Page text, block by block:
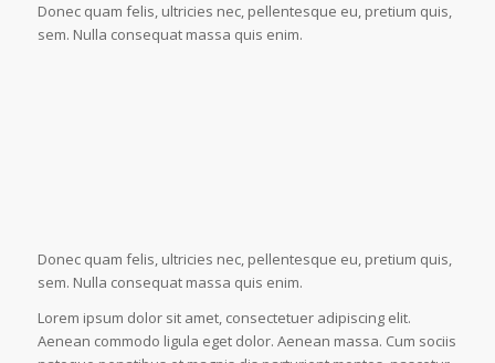
Donec quam felis, ultricies nec, pellentesque eu, pretium quis,
sem. Nulla consequat massa quis enim.
Donec quam felis, ultricies nec, pellentesque eu, pretium quis,
sem. Nulla consequat massa quis enim.
Lorem ipsum dolor sit amet, consectetuer adipiscing elit.
Aenean commodo ligula eget dolor. Aenean massa. Cum sociis